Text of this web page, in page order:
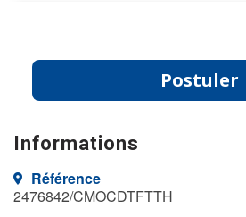
Postuler
Informations
Référence
2476842/CMOCDTFTTH